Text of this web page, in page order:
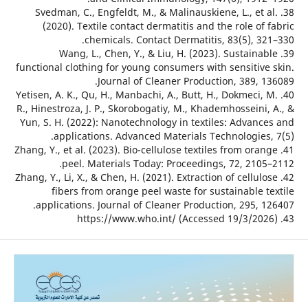
38. Svedman, C., Engfeldt, M., & Malinauskiene, L.,
(2020). Textile contact dermatitis and the role
chemicals. Contact Dermatitis, 83(5),
39. Wang, L., Chen, Y., & Liu, H. (2023).
functional clothing for young consumers with
Journal of Cleaner Production, 389,
40. Yetisen, A. K., Qu, H., Manbachi, A., Butt, H.,
R., Hinestroza, J. P., Skorobogatiy, M.,
Yun, S. H. (2022): Nanotechnology in textiles:
applications. Advanced Materials
41. Zhang, Y., et al. (2023). Bio-cellulose textiles from
peel. Materials Today: Proceedings, 72,
42. Zhang, Y., Li, X., & Chen, H. (2021). Extraction of
fibers from orange peel waste for sustainable
applications. Journal of Cleaner Production, 295,